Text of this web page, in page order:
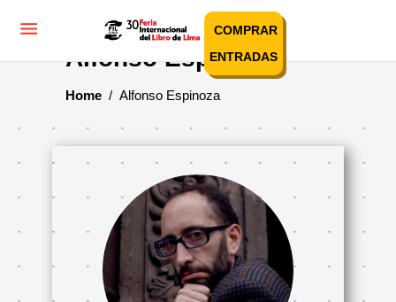
COMPRAR
ENTRADAS
Alfonso Espinoza
Home / Alfonso Espinoza